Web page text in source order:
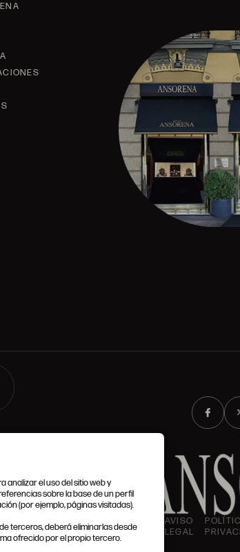
GENERALES
AVISO
LEGAL
analizar el uso del sitio web y
sobre la base de un perfil
(por ejemplo, páginas visitadas).
terceros, deberá eliminarlas desde
ofrecido por el propio tercero.